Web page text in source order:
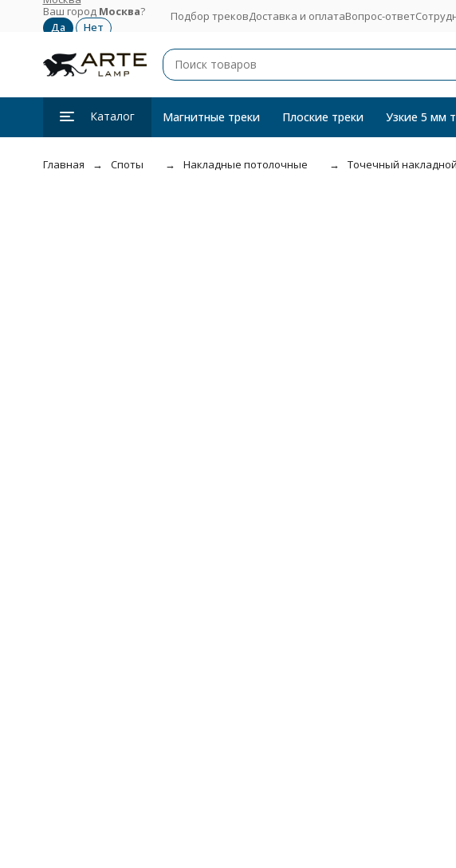
Ваш город Москва? Подбор трековДоставка и оплатаВопрос-ответ
Каталог Магнитные треки Плоские треки Узкие 5 мм
Главная Споты Накладные потолочные Точечный накладной